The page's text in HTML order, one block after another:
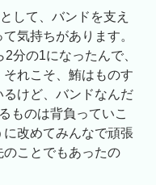
して、バンドを支え
気持ちがあります。
の1になったんで、
れこそ、鮪はものす
けど、バンドなんだ
ものは背負っていこ
改めてみんなで頑張
ことでもあったの